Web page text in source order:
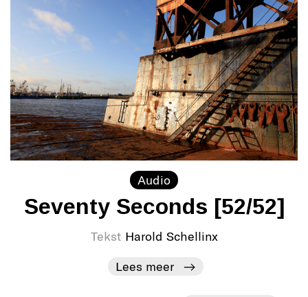
Audio
Seventy Seconds [52/52]
Tekst Harold Schellinx
Lees meer